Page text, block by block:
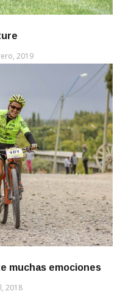
2019
muchas emociones
2018